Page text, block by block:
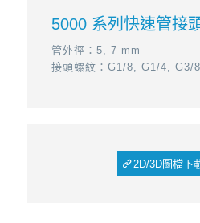
5000 系列快速管接
管外徑：5, 7 mm
接頭螺紋：G1/8, G1/4, G3/
2D/3D圖檔下